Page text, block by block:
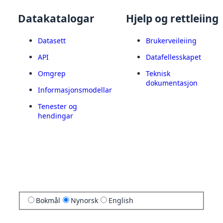
Datakatalogar
Datasett
API
Omgrep
Informasjonsmodellar
Tenester og
hendingar
Hjelp og rettleiing
Brukerveileiing
Datafellesskapet
Teknisk
dokumentasjon
Bokmål Nynorsk English